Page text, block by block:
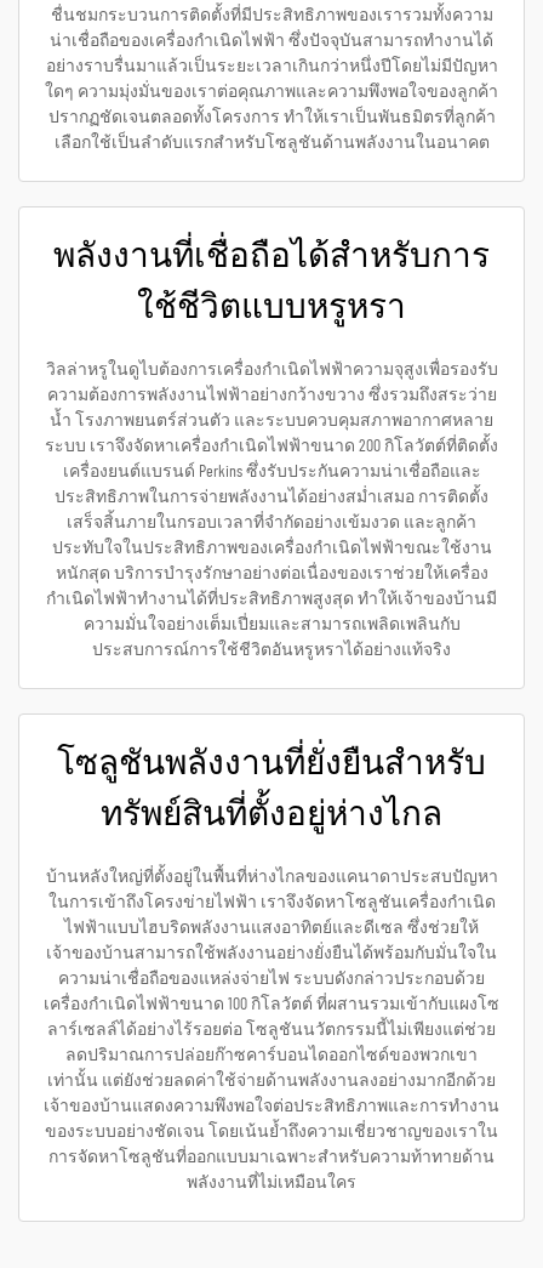
ชื่นชมกระบวนการติดตั้งที่มีประสิทธิภาพของเรารวมทั้งความ
น่าเชื่อถือของเครื่องกำเนิดไฟฟ้า ซึ่งปัจจุบันสามารถทำงานได้
อย่างราบรื่นมาแล้วเป็นระยะเวลาเกินกว่าหนึ่งปีโดยไม่มีปัญหา
ใดๆ ความมุ่งมั่นของเราต่อคุณภาพและความพึงพอใจของลูกค้า
ปรากฏชัดเจนตลอดทั้งโครงการ ทำให้เราเป็นพันธมิตรที่ลูกค้า
เลือกใช้เป็นลำดับแรกสำหรับโซลูชันด้านพลังงานในอนาคต
พลังงานที่เชื่อถือได้สำหรับการ
ใช้ชีวิตแบบหรูหรา
วิลล่าหรูในดูไบต้องการเครื่องกำเนิดไฟฟ้าความจุสูงเพื่อรองรับ
ความต้องการพลังงานไฟฟ้าอย่างกว้างขวาง ซึ่งรวมถึงสระว่าย
น้ำ โรงภาพยนตร์ส่วนตัว และระบบควบคุมสภาพอากาศหลาย
ระบบ เราจึงจัดหาเครื่องกำเนิดไฟฟ้าขนาด 200 กิโลวัตต์ที่ติดตั้ง
เครื่องยนต์แบรนด์ Perkins ซึ่งรับประกันความน่าเชื่อถือและ
ประสิทธิภาพในการจ่ายพลังงานได้อย่างสม่ำเสมอ การติดตั้ง
เสร็จสิ้นภายในกรอบเวลาที่จำกัดอย่างเข้มงวด และลูกค้า
ประทับใจในประสิทธิภาพของเครื่องกำเนิดไฟฟ้าขณะใช้งาน
หนักสุด บริการบำรุงรักษาอย่างต่อเนื่องของเราช่วยให้เครื่อง
กำเนิดไฟฟ้าทำงานได้ที่ประสิทธิภาพสูงสุด ทำให้เจ้าของบ้านมี
ความมั่นใจอย่างเต็มเปี่ยมและสามารถเพลิดเพลินกับ
ประสบการณ์การใช้ชีวิตอันหรูหราได้อย่างแท้จริง
โซลูชันพลังงานที่ยั่งยืนสำหรับ
ทรัพย์สินที่ตั้งอยู่ห่างไกล
บ้านหลังใหญ่ที่ตั้งอยู่ในพื้นที่ห่างไกลของแคนาดาประสบปัญหา
ในการเข้าถึงโครงข่ายไฟฟ้า เราจึงจัดหาโซลูชันเครื่องกำเนิด
ไฟฟ้าแบบไฮบริดพลังงานแสงอาทิตย์และดีเซล ซึ่งช่วยให้
เจ้าของบ้านสามารถใช้พลังงานอย่างยั่งยืนได้พร้อมกับมั่นใจใน
ความน่าเชื่อถือของแหล่งจ่ายไฟ ระบบดังกล่าวประกอบด้วย
เครื่องกำเนิดไฟฟ้าขนาด 100 กิโลวัตต์ ที่ผสานรวมเข้ากับแผงโซ
ลาร์เซลล์ได้อย่างไร้รอยต่อ โซลูชันนวัตกรรมนี้ไม่เพียงแต่ช่วย
ลดปริมาณการปล่อยก๊าซคาร์บอนไดออกไซด์ของพวกเขา
เท่านั้น แต่ยังช่วยลดค่าใช้จ่ายด้านพลังงานลงอย่างมากอีกด้วย
เจ้าของบ้านแสดงความพึงพอใจต่อประสิทธิภาพและการทำงาน
ของระบบอย่างชัดเจน โดยเน้นย้ำถึงความเชี่ยวชาญของเราใน
การจัดหาโซลูชันที่ออกแบบมาเฉพาะสำหรับความท้าทายด้าน
พลังงานที่ไม่เหมือนใคร